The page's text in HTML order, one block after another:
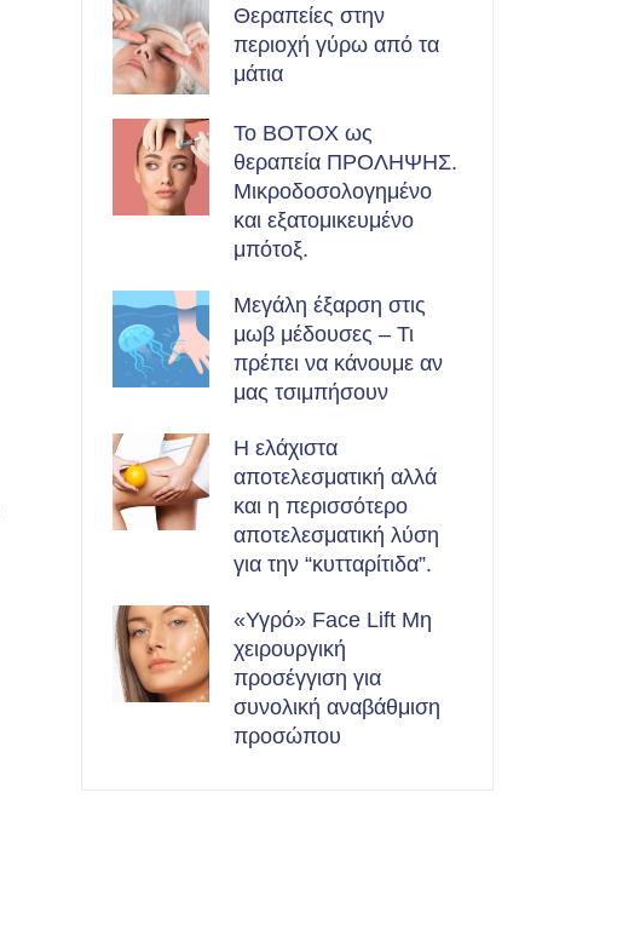
Θεραπείες στην
περιοχή γύρω από τα
μάτια
Το BOTOX ως
θεραπεία ΠΡΟΛΗΨΗΣ.
Μικροδοσολογημένο
και εξατομικευμένο
μπότοξ.
Μεγάλη έξαρση στις
μωβ μέδουσες – Τι
πρέπει να κάνουμε αν
μας τσιμπήσουν
Η ελάχιστα
αποτελεσματική αλλά
και η περισσότερο
αποτελεσματική λύση
για την “κυτταρίτιδα”.
«Υγρό» Face Lift Μη
χειρουργική
προσέγγιση για
συνολική αναβάθμιση
προσώπου